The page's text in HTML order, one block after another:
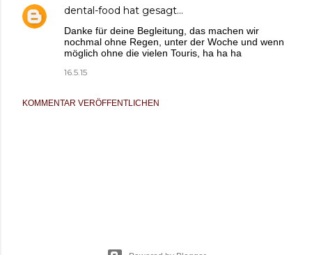
dental-food hat gesagt…
Danke für deine Begleitung, das machen wir
nochmal ohne Regen, unter der Woche und wenn
möglich ohne die vielen Touris, ha ha ha
16.5.15
KOMMENTAR VERÖFFENTLICHEN